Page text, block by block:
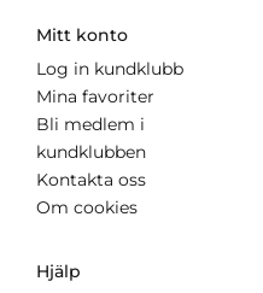
Mitt konto
Log in kundklubb
Mina favoriter
Bli medlem i
kundklubben
Kontakta oss
Om cookies
Hjälp